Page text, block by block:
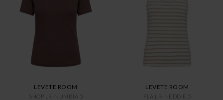
LEVETE ROOM
SHOP LR-NUMBIA 5
LEVETE ROOM
PLA LR-NEDDIE 5